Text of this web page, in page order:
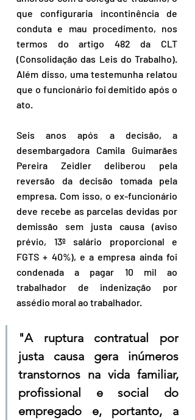
que configuraria incontinência de
conduta e mau procedimento, nos
termos do artigo 482 da CLT
(Consolidação das Leis do Trabalho).
Além disso, uma testemunha relatou
que o funcionário foi demitido após o
ato.
Seis anos após a decisão, a
desembargadora Camila Guimarães
Pereira Zeidler deliberou pela
reversão da decisão tomada pela
empresa. Com isso, o ex-funcionário
deve recebe as parcelas devidas por
demissão sem justa causa (aviso
prévio, 13º salário proporcional e
FGTS + 40%), e a empresa ainda foi
condenada a pagar 10 mil ao
trabalhador de indenização por
assédio moral ao trabalhador.
"A ruptura contratual por
justa causa gera inúmeros
transtornos na vida familiar,
profissional e social do
empregado e, portanto, a